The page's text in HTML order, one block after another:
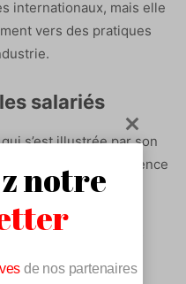
internationaux, mais elle
vers des pratiques
salariés
s’est illustrée par son
prône une transparence
et ses marges
des conditions de
toutes ses usines
et son attrait
exigeante.
notre
de nos partenaires